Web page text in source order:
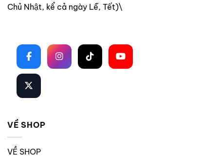
Chủ Nhật, kể cả ngày Lễ, Tết)\
VỀ SHOP
VỀ SHOP